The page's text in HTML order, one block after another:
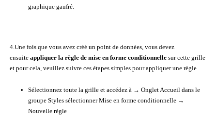
graphique gaufré.
4.Une fois que vous avez créé un point de données, vous devez
ensuite appliquer la règle de mise en forme conditionnelle sur cette grille
et pour cela, veuillez suivre ces étapes simples pour appliquer une règle.
Sélectionnez toute la grille et accédez à → Onglet Accueil dans le
groupe Styles sélectionner Mise en forme conditionnelle →
Nouvelle règle